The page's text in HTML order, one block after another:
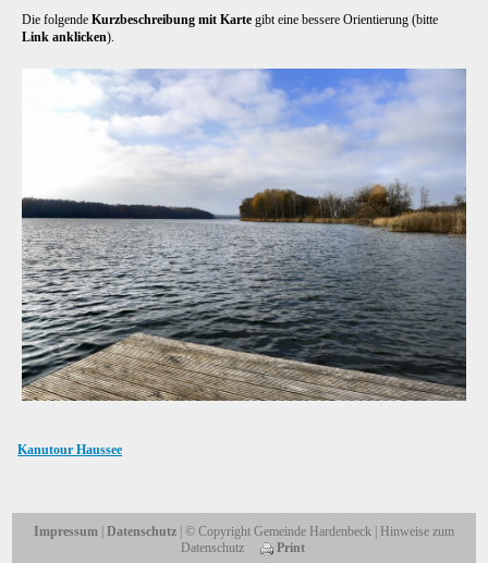
Die folgendeKurzbeschreibung mit Karte gibt eine bessere Orientierung (bitte
Link anklicken).
Kanutour Haussee
Impressum Datenschutz | © Copyright Gemeinde Hardenbeck | Hinweise zum
Datenschutz
Print